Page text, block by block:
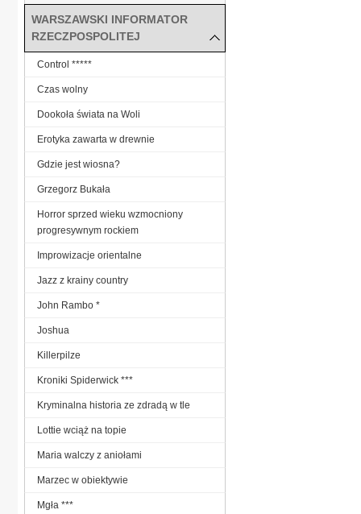
WARSZAWSKI INFORMATOR
RZECZPOSPOLITEJ
Control *****
Czas wolny
Dookoła świata na Woli
Erotyka zawarta w drewnie
Gdzie jest wiosna?
Grzegorz Bukała
Horror sprzed wieku wzmocniony
progresywnym rockiem
Improwizacje orientalne
Jazz z krainy country
John Rambo *
Joshua
Killerpilze
Kroniki Spiderwick ***
Kryminalna historia ze zdradą w tle
Lottie wciąż na topie
Maria walczy z aniołami
Marzec w obiektywie
Mgła ***